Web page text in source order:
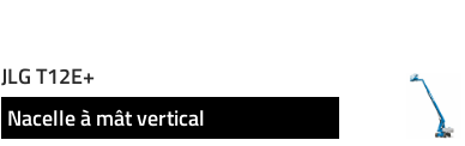
JLG T12E+
Nacelle à mât vertical